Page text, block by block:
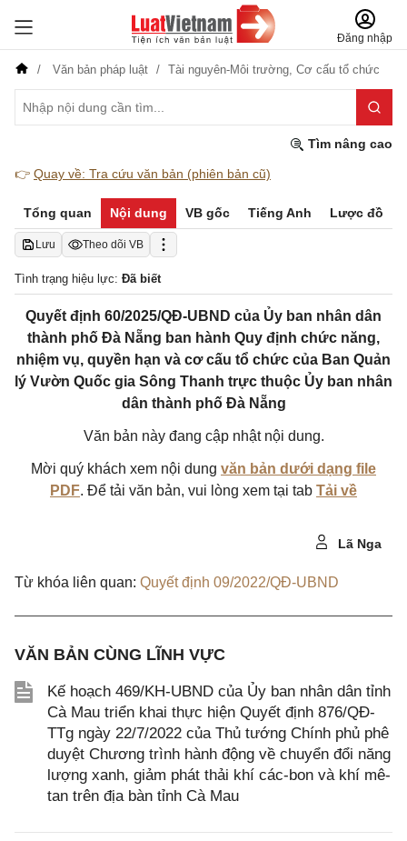
Đăng nhập
Văn bản pháp luật Tài nguyên-Môi trường, Cơ cấu tổ chức
Tìm nâng cao
👉 Quay về: Tra cứu văn bản (phiên bản cũ)
Tổng quan Nội dung VB gốc Tiếng Anh Lược đồ
Lưu Theo dõi VB
Tình trạng hiệu lực: Đã biết
Quyết định 60/2025/QĐ-UBND của Ủy ban nhân dân
thành phố Đà Nẵng ban hành Quy định chức năng,
nhiệm vụ, quyền hạn và cơ cấu tổ chức của Ban Quản
lý Vườn Quốc gia Sông Thanh trực thuộc Ủy ban nhân
dân thành phố Đà Nẵng
Văn bản này đang cập nhật nội dung.
Mời quý khách xem nội dung văn bản dưới dạng file
PDF. Để tải văn bản, vui lòng xem tại tab Tải về
Lã Nga
Từ khóa liên quan: Quyết định 09/2022/QĐ-UBND
VĂN BẢN CÙNG LĨNH VỰC
Kế hoạch 469/KH-UBND của Ủy ban nhân dân tỉnh
Cà Mau triển khai thực hiện Quyết định 876/QĐ-
TTg ngày 22/7/2022 của Thủ tướng Chính phủ phê
duyệt Chương trình hành động về chuyển đổi năng
lượng xanh, giảm phát thải khí các-bon và khí mê-
tan trên địa bàn tỉnh Cà Mau